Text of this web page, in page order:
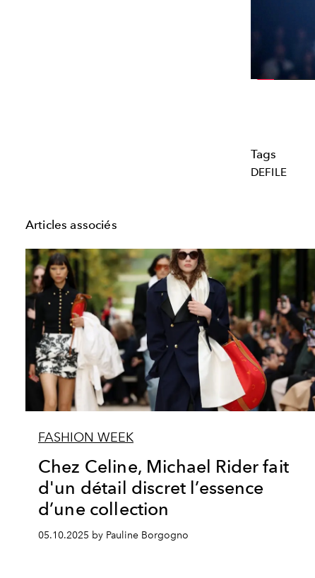
Tags
DEFILE
Articles associés
FASHION WEEK
Chez Celine, Michael Rider fait
d'un détail discret l’essence
d’une collection
05.10.2025 by Pauline Borgogno